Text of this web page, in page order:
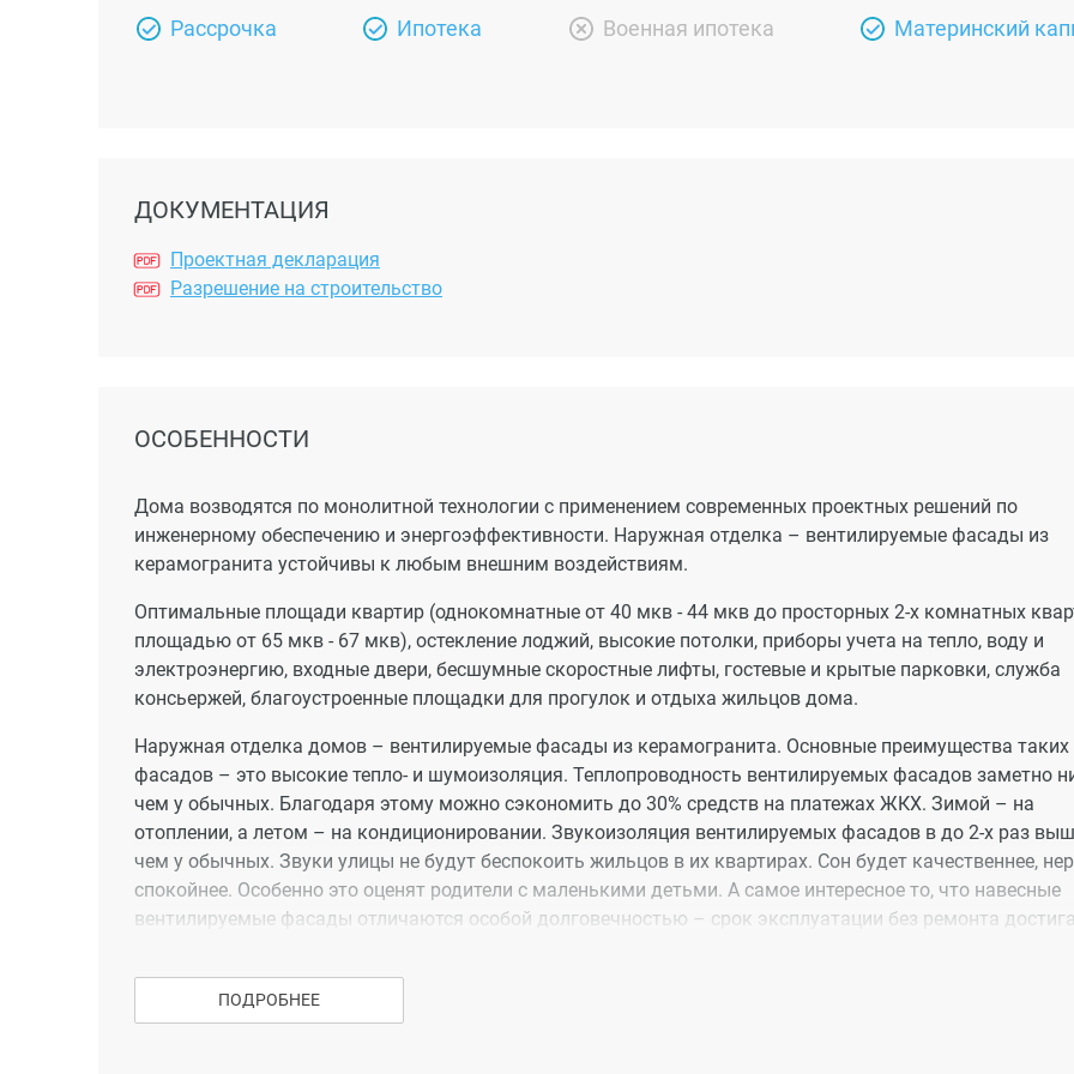
Рассрочка Ипотека Военная ипотека Материнский
ДОКУМЕНТАЦИЯ
Проектная декларация
Разрешение на строительство
ОСОБЕННОСТИ
Дома возводятся по монолитной технологии с применением современных проектных решений по
инженерному обеспечению и энергоэффективности. Наружная отделка – вентилируемые фасады из
керамогранита устойчивы к любым внешним воздействиям.
Оптимальные площади квартир (однокомнатные от 40 мкв - 44 мкв до просторных 2-х комнатных
площадью от 65 мкв - 67 мкв), остекление лоджий, высокие потолки, приборы учета на тепло, воду и
электроэнергию, входные двери, бесшумные скоростные лифты, гостевые и крытые парковки, служба
консьержей, благоустроенные площадки для прогулок и отдыха жильцов дома.
Наружная отделка домов – вентилируемые фасады из керамогранита. Основные преимущества таких
фасадов – это высокие тепло- и шумоизоляция. Теплопроводность вентилируемых фасадов заметно
чем у обычных. Благодаря этому можно сэкономить до 30% средств на платежах ЖКХ. Зимой – на
отоплении, а летом – на кондиционировании. Звукоизоляция вентилируемых фасадов в до 2-х раз
чем у обычных. Звуки улицы не будут беспокоить жильцов в их квартирах. Сон будет качественнее,
спокойнее. Особенно это оценят родители с маленькими детьми. А самое интересное то, что навесные
вентилируемые фасады отличаются особой долговечностью – срок эксплуатации без ремонта
ПОДРОБНЕЕ